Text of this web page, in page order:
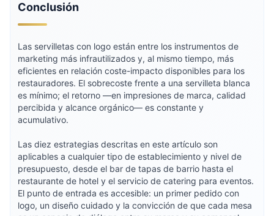
Conclusión
Las servilletas con logo están entre los instrumentos de
marketing más infrautilizados y, al mismo tiempo, más
eficientes en relación coste-impacto disponibles para los
restauradores. El sobrecoste frente a una servilleta blanca
es mínimo; el retorno —en impresiones de marca, calidad
percibida y alcance orgánico— es constante y
acumulativo.
Las diez estrategias descritas en este artículo son
aplicables a cualquier tipo de establecimiento y nivel de
presupuesto, desde el bar de tapas de barrio hasta el
restaurante de hotel y el servicio de catering para eventos.
El punto de entrada es accesible: un primer pedido con
logo, un diseño cuidado y la convicción de que cada mesa